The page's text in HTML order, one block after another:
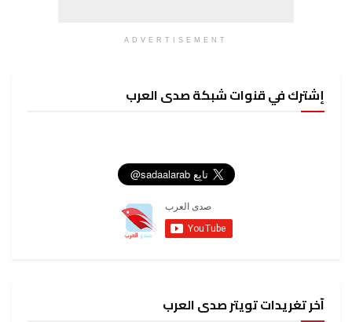
ADVERTISEMENT
إشترك في قنوات شبكة صدى العرب
آخر تغريدات تويتر صدى العرب